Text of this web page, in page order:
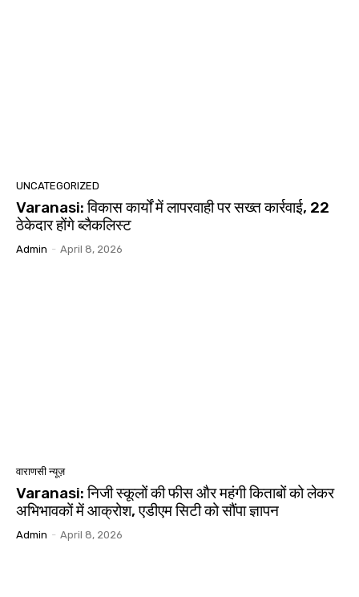
UNCATEGORIZED
Varanasi: विकास कार्यों में लापरवाही पर सख्त कार्रवाई, 22
ठेकेदार होंगे ब्लैकलिस्ट
Admin - April 8, 2026
वाराणसी न्यूज़
Varanasi: निजी स्कूलों की फीस और महंगी किताबों को लेकर
अभिभावकों में आक्रोश, एडीएम सिटी को सौंपा ज्ञापन
Admin - April 8, 2026